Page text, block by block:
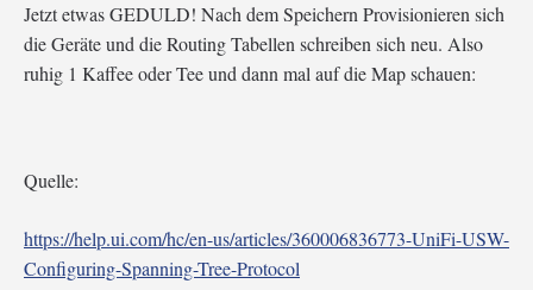
Jetzt etwas GEDULD! Nach dem Speichern Provisionieren sich
die Geräte und die Routing Tabellen schreiben sich neu. Also
ruhig 1 Kaffee oder Tee und dann mal auf die Map schauen:
Quelle:
https://help.ui.com/hc/en-us/articles/360006836773-UniFi-USW-
Configuring-Spanning-Tree-Protocol